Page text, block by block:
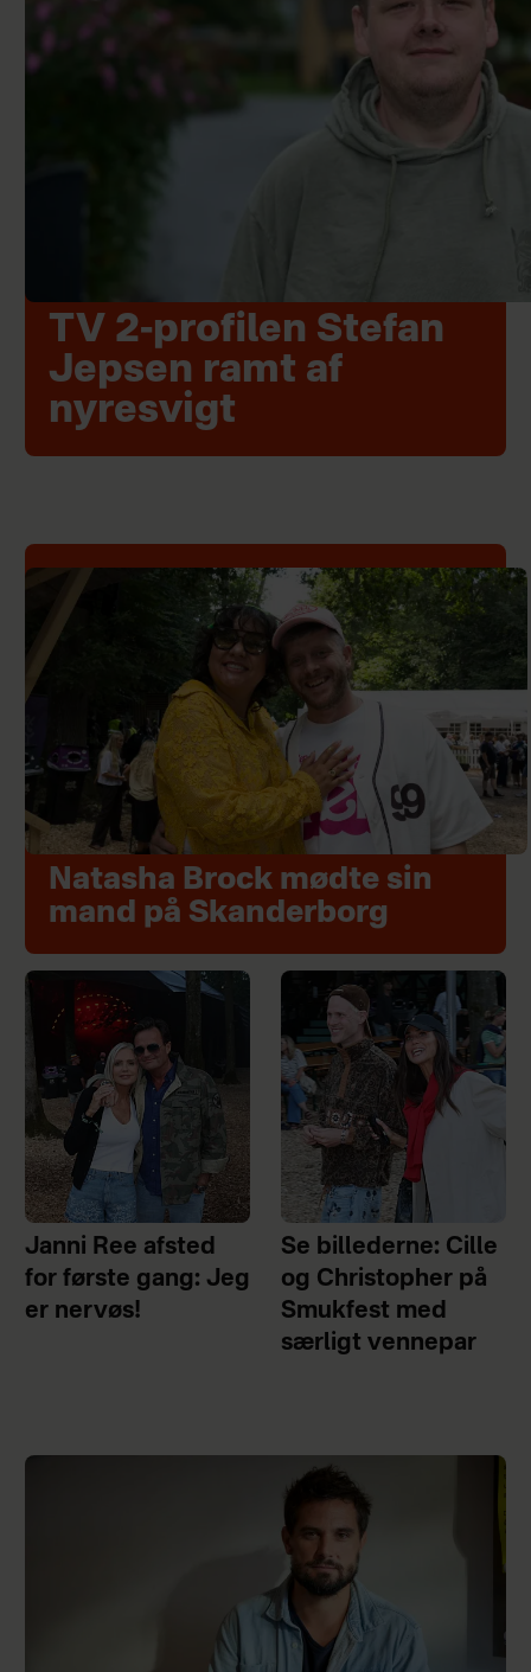
TV 2-profilen Stefan
Jepsen ramt af
nyresvigt
Natasha Brock mødte sin
mand på Skanderborg
Janni Ree afsted
for første gang: Jeg
er nervøs!
Se billederne: Cille
og Christopher på
Smukfest med
særligt vennepar